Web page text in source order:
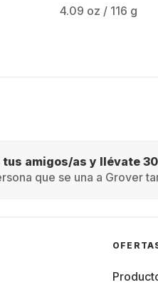
4.09 oz / 116 g
amigos/as y llévate
que se una a Grover